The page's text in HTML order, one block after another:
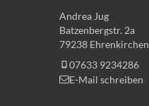
Andrea Jug
Batzenbergstr. 2a
79238 Ehrenkirchen
07633 9234286
E-Mail schreiben